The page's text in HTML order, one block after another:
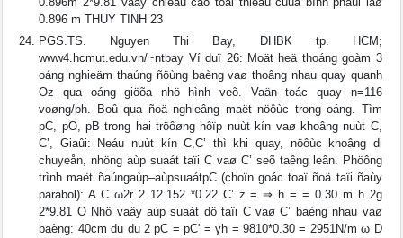
0.896 m THUY TINH 23
PGS.TS. Nguyen Thi Bay, DHBK tp. HCM;
www4.hcmut.edu.vn/~ntbay Ví duï 26: Moät heä thoáng goàm 3
oáng nghieäm thaúng ñöùng baèng vaø thoâng nhau quay quanh
Oz qua oáng giöõa nhö hình veõ. Vaän toác quay n=116
voøng/ph. Boû qua ñoä nghieâng maët nöôùc trong oáng. Tìm
pC, pO, pB trong hai tröôøng hôïp nuùt kín vaø khoâng nuùt C,
C’, Giaûi: Neáu nuùt kín C,C’ thì khi quay, nöôùc khoâng di
chuyeån, nhöng aùp suaát taïi C vaø C’ seõ taêng leân. Phöông
trình maët ñaúngaùp–aùpsuaátpC (choïn goác toaï ñoä taïi ñaùy
parabol): A C ω2r 2 12.152 *0.22 C’ z = ⇒ h = = 0.30 m h 2g
2*9.81 O Nhö vaäy aùp suaát dö taïi C vaø C’ baèng nhau vaø
baèng: 40cm du du 2 pC = pC' = γh = 9810*0.30 = 2951N/m ω D